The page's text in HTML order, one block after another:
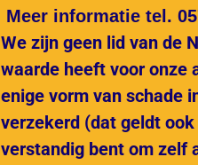
Meer informatie tel.
We zijn geen lid van de
waarde heeft voor onze
enige vorm van schade
verzekerd (dat geldt
verstandig bent om zelf